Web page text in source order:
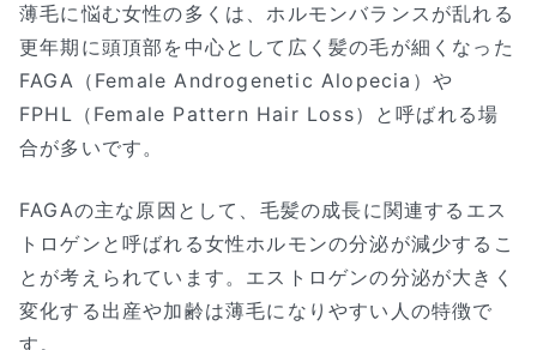
薄毛に悩む女性の多くは、ホルモンバランスが乱れる
更年期に頭頂部を中心として広く髪の毛が細くなった
FAGA（Female Androgenetic Alopecia）や
FPHL（Female Pattern Hair Loss）と呼ばれる場
合が多いです。
FAGAの主な原因として、毛髪の成長に関連するエス
トロゲンと呼ばれる女性ホルモンの分泌が減少するこ
とが考えられています。エストロゲンの分泌が大きく
変化する出産や加齢は薄毛になりやすい人の特徴で
す。